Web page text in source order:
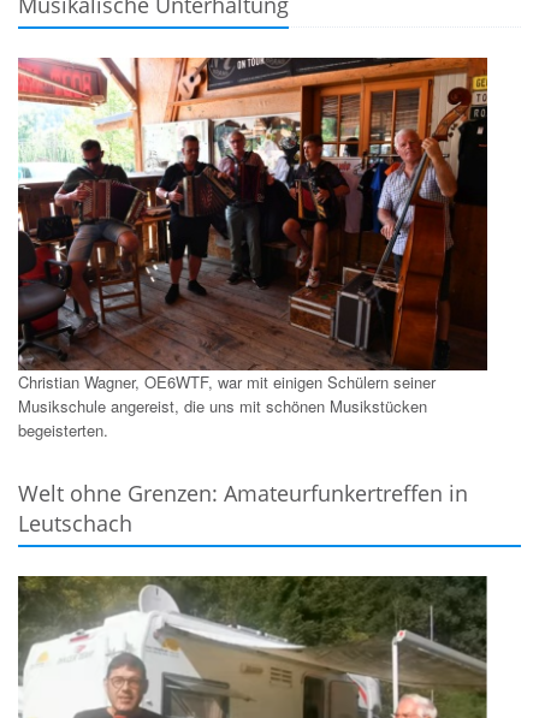
Christian Wagner, OE6WTF, war mit einigen Schülern seiner
Musikschule angereist, die uns mit schönen Musikstücken
begeisterten.
Welt ohne Grenzen: Amateurfunkertreffen in
Leutschach